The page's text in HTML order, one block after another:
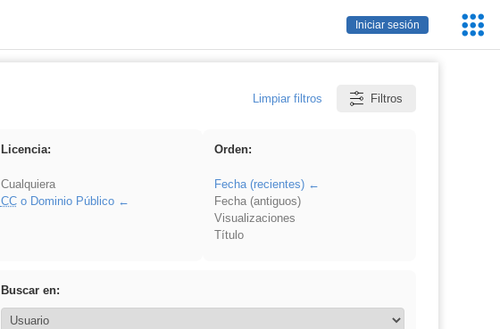
Iniciar sesión
Limpiar filtros Filtros
Licencia:
Cualquiera
CCo Dominio Público
Orden:
Fecha (recientes)
Fecha (antiguos)
Visualizaciones
Título
Buscar en: